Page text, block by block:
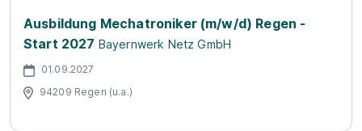
Ausbildung Mechatroniker (m/w/d) Regen -
Start 2027 Bayernwerk Netz GmbH
01.09.2027
94209 Regen (u.a.)